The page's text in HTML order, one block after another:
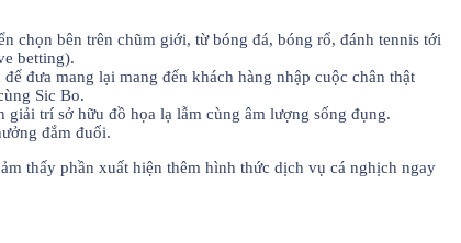
chọn bên trên chũm giới, từ bóng đá, bóng rổ, đánh tennis tới
betting).
đưa mang lại mang đến khách hàng nhập cuộc chân thật
Sic Bo.
trí sở hữu đồ họa lạ lẫm cùng âm lượng sống đụng.
đắm đuối.
thấy phần xuất hiện thêm hình thức dịch vụ cá nghịch ngay